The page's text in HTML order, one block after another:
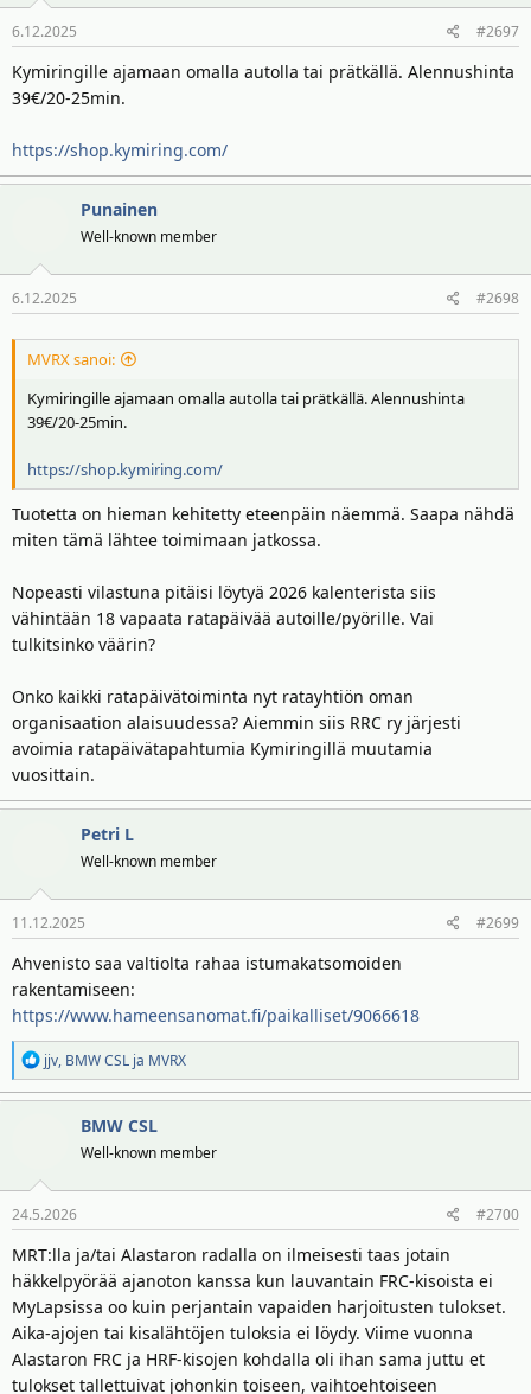
o
t
6.12.2025 #2697
Kymiringille ajamaan omalla autolla tai prätkällä. Alennushinta
39€/20-25min.
https://shop.kymiring.com/
Punainen
Well-known member
6.12.2025 #2698
MVRX sanoi:
Kymiringille ajamaan omalla autolla tai prätkällä. Alennushinta
39€/20-25min.
https://shop.kymiring.com/
Tuotetta on hieman kehitetty eteenpäin näemmä. Saapa nähdä
miten tämä lähtee toimimaan jatkossa.
Nopeasti vilastuna pitäisi löytyä 2026 kalenterista siis
vähintään 18 vapaata ratapäivää autoille/pyörille. Vai
tulkitsinko väärin?
Onko kaikki ratapäivätoiminta nyt ratayhtiön oman
organisaation alaisuudessa? Aiemmin siis RRC ry järjesti
avoimia ratapäivätapahtumia Kymiringillä muutamia
vuosittain.
Petri L
Well-known member
11.12.2025 #2699
Ahvenisto saa valtiolta rahaa istumakatsomoiden
rakentamiseen:
https://www.hameensanomat.fi/paikalliset/9066618
R
e
a
o
t
jjv, BMW CSL ja MVRX
BMW CSL
Well-known member
24.5.2026 #2700
MRT:lla ja/tai Alastaron radalla on ilmeisesti taas jotain
häkkelpyörää ajanoton kanssa kun lauvantain FRC-kisoista ei
MyLapsissa oo kuin perjantain vapaiden harjoitusten tulokset.
Aika-ajojen tai kisalähtöjen tuloksia ei löydy. Viime vuonna
Alastaron FRC ja HRF-kisojen kohdalla oli ihan sama juttu et
tulokset tallettuivat johonkin toiseen, vaihtoehtoiseen